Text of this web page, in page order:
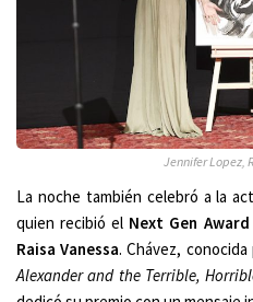
Jennifer Lopez,
La noche también celebró a la
quien recibió el Next Gen Award
Raisa Vanessa. Chávez,
Alexander and the Terrible,